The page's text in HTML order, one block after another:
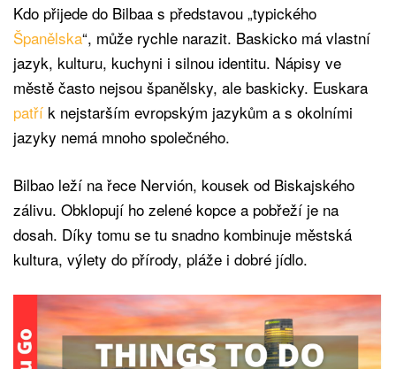
Kdo přijede do Bilbaa s představou „typického
Španělska“, může rychle narazit. Baskicko má vlastní
jazyk, kulturu, kuchyni i silnou identitu. Nápisy ve
městě často nejsou španělsky, ale baskicky. Euskara
patří k nejstarším evropským jazykům a s okolními
jazyky nemá mnoho společného.
Bilbao leží na řece Nervión, kousek od Biskajského
zálivu. Obklopují ho zelené kopce a pobřeží je na
dosah. Díky tomu se tu snadno kombinuje městská
kultura, výlety do přírody, pláže i dobré jídlo.